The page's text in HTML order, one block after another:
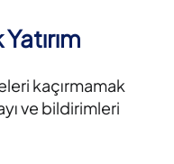
kaçırmamak
ve bildirimleri